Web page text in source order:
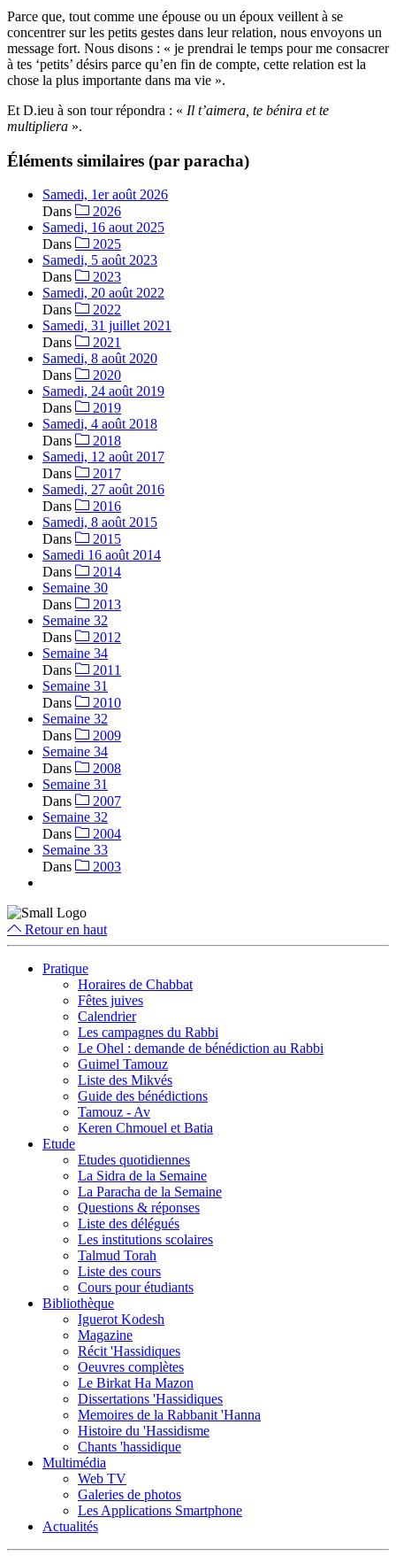
Parce que, tout comme une épouse ou un époux veillent à se
concentrer sur les petits gestes dans leur relation, nous envoyons un
message fort. Nous disons : « je prendrai le temps pour me consacrer
à tes ‘petits’ désirs parce qu’en fin de compte, cette relation est la
chose la plus importante dans ma vie ».
Et D.ieu à son tour répondra : « Il t’aimera, te bénira et te
multipliera ».
Éléments similaires (par paracha)
Samedi, 1er août 2026
Dans
2026
Samedi, 16 aout 2025
Dans
2025
Samedi, 5 août 2023
Dans
2023
Samedi, 20 août 2022
Dans
2022
Samedi, 31 juillet 2021
Dans
2021
Samedi, 8 août 2020
Dans
2020
Samedi, 24 août 2019
Dans
2019
Samedi, 4 août 2018
Dans
2018
Samedi, 12 août 2017
Dans
2017
Samedi, 27 août 2016
Dans
2016
Samedi, 8 août 2015
Dans
2015
Samedi 16 août 2014
Dans
2014
Semaine 30
Dans
2013
Semaine 32
Dans
2012
Semaine 34
Dans
2011
Semaine 31
Dans
2010
Semaine 32
Dans
2009
Semaine 34
Dans
2008
Semaine 31
Dans
2007
Semaine 32
Dans
2004
Semaine 33
Dans
2003
Retour en haut
Pratique
Horaires de Chabbat
Fêtes juives
Calendrier
Les campagnes du Rabbi
Le Ohel : demande de bénédiction au Rabbi
Guimel Tamouz
Liste des Mikvés
Guide des bénédictions
Tamouz - Av
Keren Chmouel et Batia
Etude
Etudes quotidiennes
La Sidra de la Semaine
La Paracha de la Semaine
Questions & réponses
Liste des délégués
Les institutions scolaires
Talmud Torah
Liste des cours
Cours pour étudiants
Bibliothèque
Iguerot Kodesh
Magazine
Récit 'Hassidiques
Oeuvres complètes
Le Birkat Ha Mazon
Dissertations 'Hassidiques
Memoires de la Rabbanit 'Hanna
Histoire du 'Hassidisme
Chants 'hassidique
Multimédia
Web TV
Galeries de photos
Les Applications Smartphone
Actualités